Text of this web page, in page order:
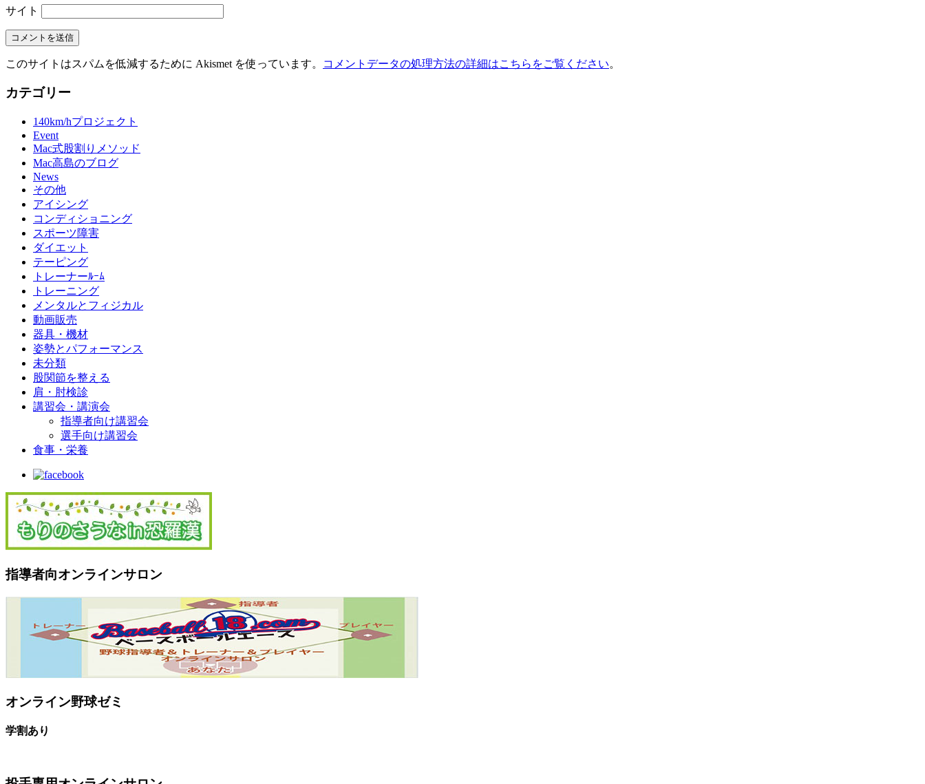
サイト
このサイトはスパムを低減するために Akismet を使っています。 コメントデータの処理方法の詳細はこちらをご覧ください。
カテゴリー
140km/hプロジェクト
Event
Mac式股割りメソッド
Mac高島のブログ
News
その他
アイシング
コンディショニング
スポーツ障害
ダイエット
テーピング
トレーナーﾙｰﾑ
トレーニング
メンタルとフィジカル
動画販売
器具・機材
姿勢とパフォーマンス
未分類
股関節を整える
肩・肘検診
講習会・講演会
指導者向け講習会
選手向け講習会
食事・栄養
指導者向オンラインサロン
オンライン野球ゼミ
学割あり